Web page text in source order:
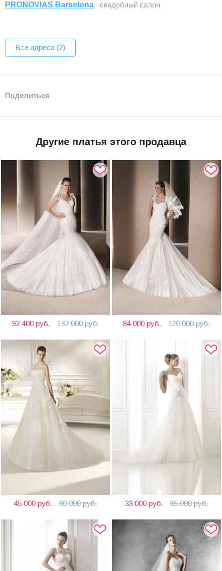
PRONOVIAS Barselona, свадебный салон
Все адреса (2)
Поделиться
Другие платья этого продавца
92 400 руб. 132 000 руб. 84 000 руб. 120 000 руб.
45 000 руб. 60 000 руб. 33 000 руб. 65 000 руб.